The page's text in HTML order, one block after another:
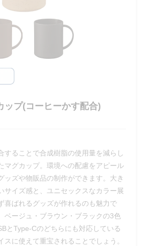
ップ(コーヒーかす配合)
することで合成樹脂の使用量を減らし
マグカップ。環境への配慮をアピール
ッズや物販品の制作ができます。大き
サイズ感と、ユニセックスなカラー展
喜ばれるグッズが作れるのも魅力で
ベージュ・ブラウン・ブラックの3色
とType-Cのどちらにも対応している
スに使えて重宝されることでしょう。